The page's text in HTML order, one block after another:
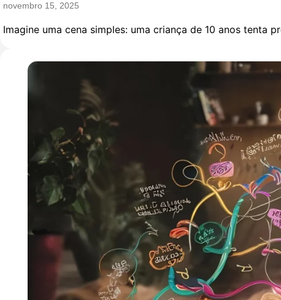
novembro 15, 2025
Imagine uma cena simples: uma criança de 10 anos tenta